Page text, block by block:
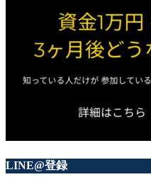
LINE@登録